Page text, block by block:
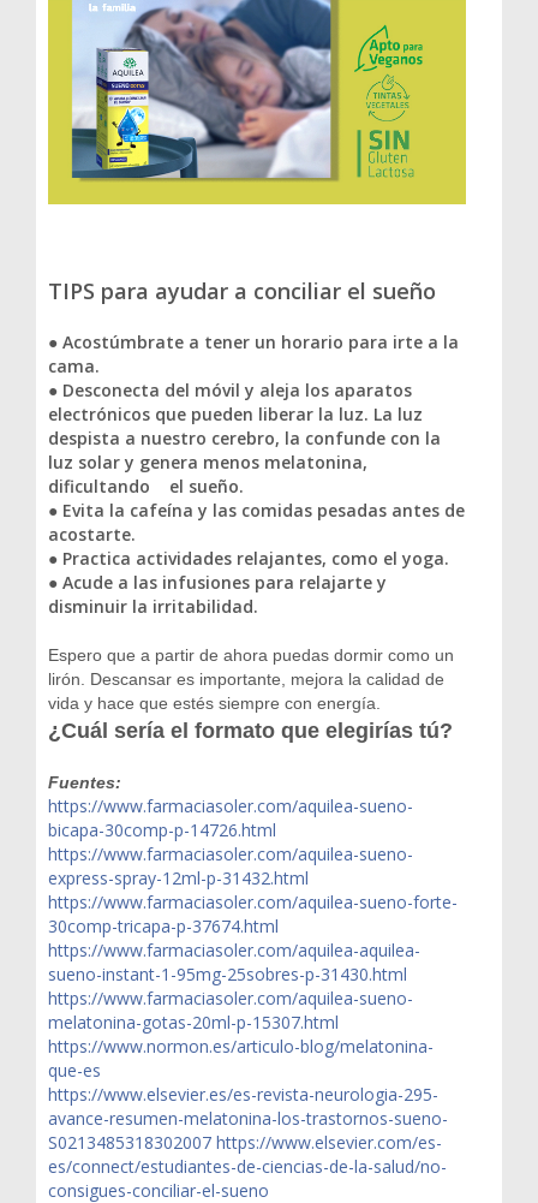
TIPS para ayudar a conciliar el sueño
● Acostúmbrate a tener un horario para irte a la
cama.
● Desconecta del móvil y aleja los aparatos
electrónicos que pueden liberar la luz. La luz
despista a nuestro cerebro, la confunde con la
luz solar y genera menos melatonina,
dificultando el sueño.
● Evita la cafeína y las comidas pesadas antes de
acostarte.
● Practica actividades relajantes, como el yoga.
● Acude a las infusiones para relajarte y
disminuir la irritabilidad.
Espero que a partir de ahora puedas dormir como un
lirón. Descansar es importante, mejora la calidad de
vida y hace que estés siempre con energía.
¿Cuál sería el formato que elegirías tú?
Fuentes:
https://www.farmaciasoler.com/aquilea-sueno-
bicapa-30comp-p-14726.html
https://www.farmaciasoler.com/aquilea-sueno-
express-spray-12ml-p-31432.html
https://www.farmaciasoler.com/aquilea-sueno-forte-
30comp-tricapa-p-37674.html
https://www.farmaciasoler.com/aquilea-aquilea-
sueno-instant-1-95mg-25sobres-p-31430.html
https://www.farmaciasoler.com/aquilea-sueno-
melatonina-gotas-20ml-p-15307.html
https://www.normon.es/articulo-blog/melatonina-
que-es
https://www.elsevier.es/es-revista-neurologia-295-
avance-resumen-melatonina-los-trastornos-sueno-
S0213485318302007 https://www.elsevier.com/es-
es/connect/estudiantes-de-ciencias-de-la-salud/no-
consigues-conciliar-el-sueno